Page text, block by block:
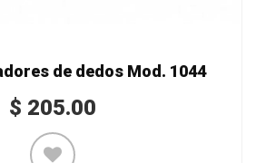
de dedos Mod. 1044
$ 205.00